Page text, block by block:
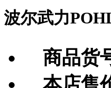
波尔武力
商品货
本店售